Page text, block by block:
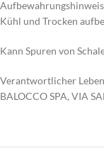
Kühl und Trocken
Kann Spuren von
Verantwortlicher
BALOCCO SPA, VIA